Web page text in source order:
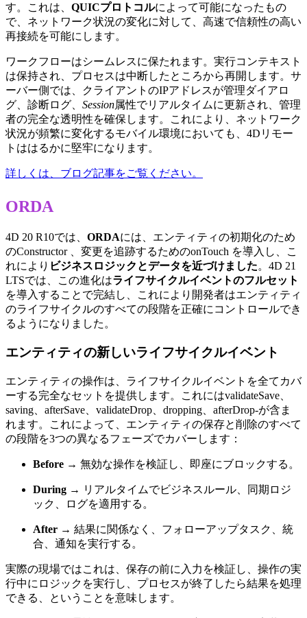
す。これは、 QUICプロトコルによって可能になったもの
で、ネットワーク状況の変化に対して、高速で信頼性の高い
再接続を可能にします。
ワークフローはシームレスに保たれます。実行コンテキスト
は保持され、プロセスは中断したところから再開します。サ
ーバー側では、クライアントのIPアドレスが管理ダイアロ
グ、診断ログ、 Session属性でリアルタイムに更新され、管理
者の完全な透明性を確保します。これにより、ネットワーク
状況が頻繁に変化するモバイル環境においても、4Dリモー
トははるかに堅牢になります。
詳しくは、ブログ記事をご覧ください。
ORDA
4D 20 R10では、 ORDAには、エンティティの初期化のため
のConstructor、変更を追跡するためのonTouch を導入し、こ
れにより ビジネスロジックとデータを近づけました。4D 21
LTSでは、この進化はライフサイクルイベントのフルセット
を導入することで完結し、これにより開発者はエンティティ
のライフサイクルのすべての段階を正確にコントロールでき
るようになりました。
エンティティの新しいライフサイクルイベント
エンティティの操作は、ライフサイクルイベントを全てカバ
ーする完全なセットを提供します。これにはvalidateSave
saving
afterSave validateDrop dropping afterDrop-が含ま
れます。これによって、エンティティの保存と削除のすべて
の段階を3つの異なるフェーズでカバーします：
Before → 無効な操作を検証し、即座にブロックする。
During → リアルタイムでビジネスルール、同期ロジ
ック、ログを適用する。
After → 結果に関係なく、フォローアップタスク、統
合、通知を実行する。
実際の現場ではこれは、保存の前に入力を検証し、操作の実
行中にロジックを実行し、プロセスが終了したら結果を処理
できる、ということを意味します。